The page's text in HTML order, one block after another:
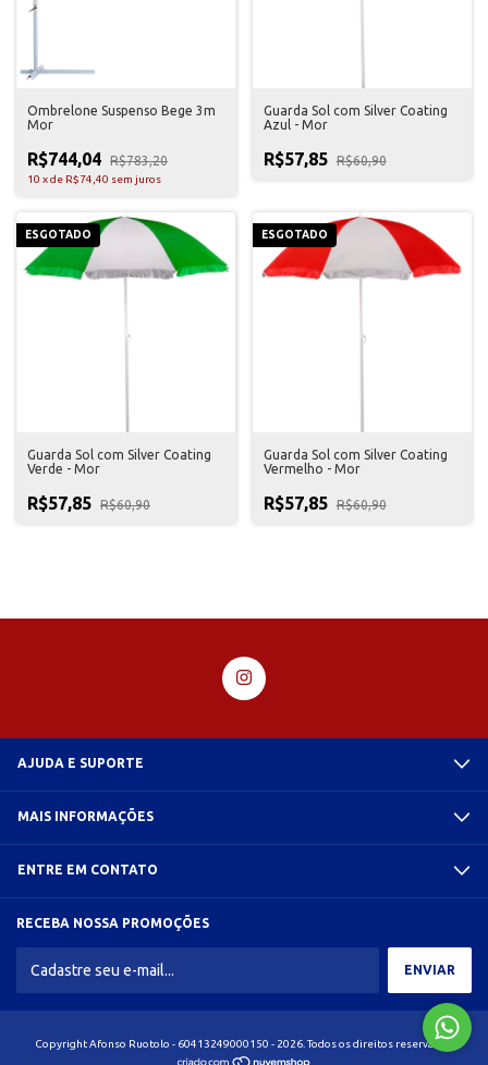
Ombrelone Suspenso Bege 3m
Mor
R$744,04 R$783,20
10 xde R$74,40 sem juros
Guarda Sol com Silver Coating
Azul - Mor
R$57,85 R$60,90
ESGOTADO
Guarda Sol com Silver Coating
Verde - Mor
R$57,85 R$60,90
ESGOTADO
Guarda Sol com Silver Coating
Vermelho - Mor
R$57,85 R$60,90
AJUDA E SUPORTE
MAIS INFORMAÇÕES
ENTRE EM CONTATO
RECEBA NOSSA PROMOÇÕES
Copyright Afonso Ruotolo - 60413249000150 - 2026. Todos os direitos reservados.